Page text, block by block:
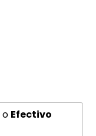
o Efectivo